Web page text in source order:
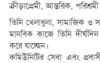
ক্রীড়াপ্রেমী, আন্তরিক,
তিনি খেলাধুলা, সামাজিক ও
মানবিক কাজে তিনি
করে যাচ্ছেন।
কমিউনিটির সেবা এবং